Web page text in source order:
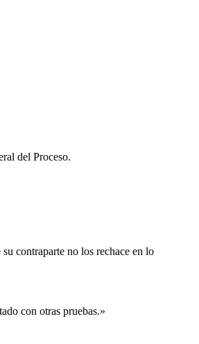
del Proceso.
contraparte no los rechace en lo
con otras pruebas.»